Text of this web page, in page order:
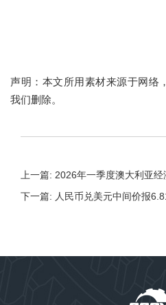
声明：本文所用素材来源于网络
我们删除。
上一篇: 2026年一季度澳大利亚
下一篇: 人民币兑美元中间价报